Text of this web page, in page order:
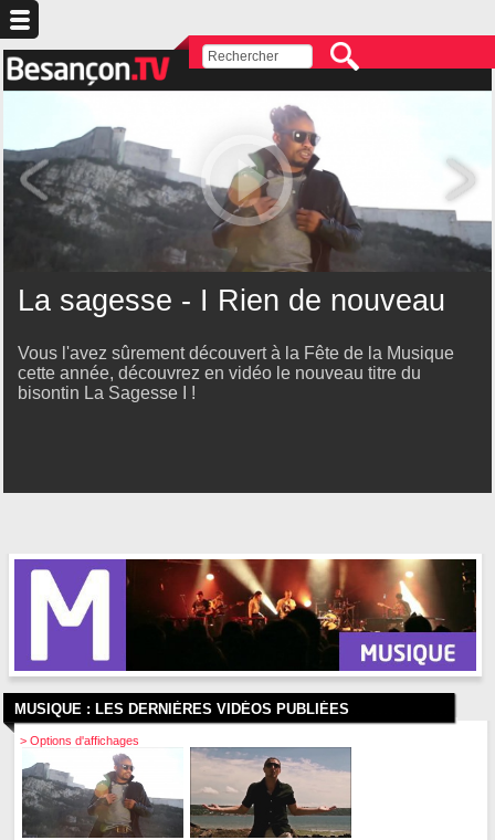
La sagesse - I Rien de nouveau
Vous l'avez sûrement découvert à la Fête de la Musique
cette année, découvrez en vidéo le nouveau titre du
bisontin La Sagesse I !
MUSIQUE : LES DERNIÈRES VIDÉOS PUBLIÉES
> Options d'affichages